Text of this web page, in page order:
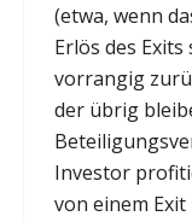
(etwa, wenn
Erlös des
vorrangig
der übrig
Investor
von einem